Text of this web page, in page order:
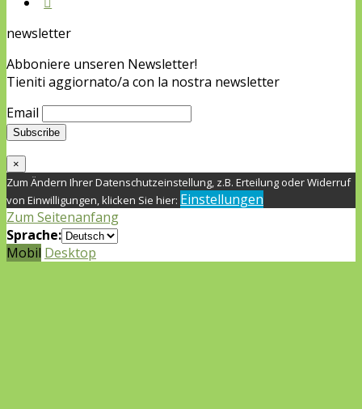
newsletter
Abboniere unseren Newsletter!
Tieniti aggiornato/a con la nostra newsletter
Email
×
Zum Ändern Ihrer Datenschutzeinstellung, z.B. Erteilung oder Widerruf
von Einwilligungen, klicken Sie hier: Einstellungen
Zum Seitenanfang
Sprache:
Mobil Desktop